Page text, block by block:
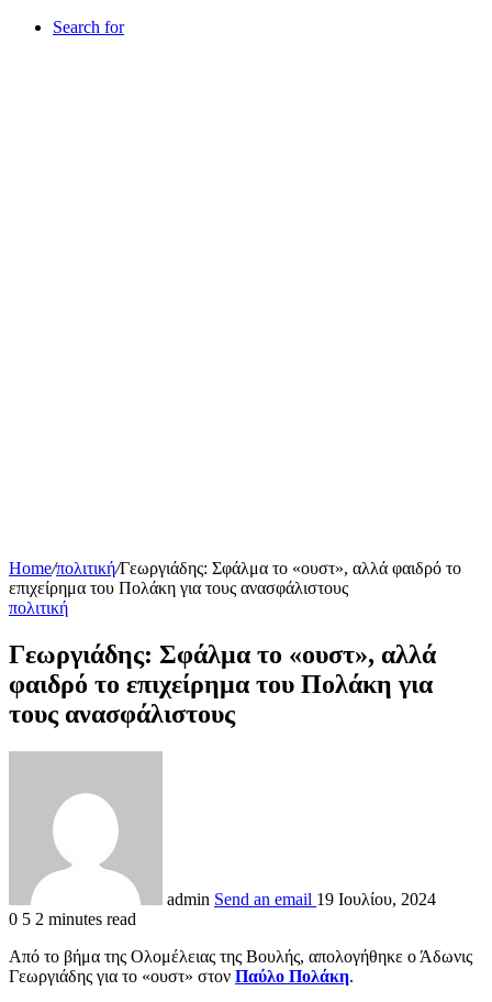
Search for
Home/πολιτική/Γεωργιάδης: Σφάλμα το «ουστ», αλλά φαιδρό το
επιχείρημα του Πολάκη για τους ανασφάλιστους
πολιτική
Γεωργιάδης: Σφάλμα το «ουστ», αλλά
φαιδρό το επιχείρημα του Πολάκη για
τους ανασφάλιστους
admin Send an email 19 Ιουλίου, 2024
0 5 2 minutes read
Από το βήμα της Ολομέλειας της Βουλής, απολογήθηκε ο Άδωνις
Γεωργιάδης για το «ουστ» στον Παύλο Πολάκη.